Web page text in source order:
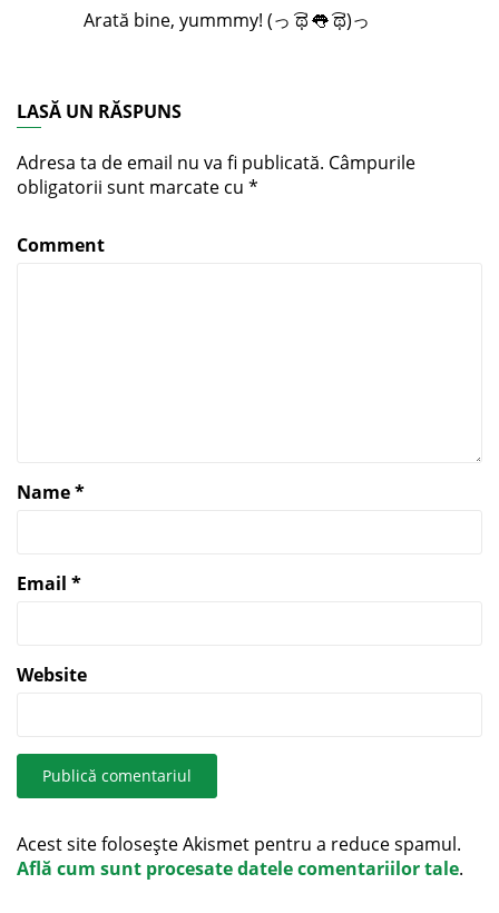
Arată bine, yummmy! (っ ͡ಥ 👅 ͡ಥ)っ
LASĂ UN RĂSPUNS
Adresa ta de email nu va fi publicată. Câmpurile
obligatorii sunt marcate cu *
Comment
Name*
Email *
Website
Acest site folosește Akismet pentru a reduce spamul.
Află cum sunt procesate datele comentariilor tale.